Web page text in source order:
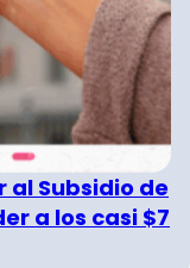
al Subsidio de
a los casi $7